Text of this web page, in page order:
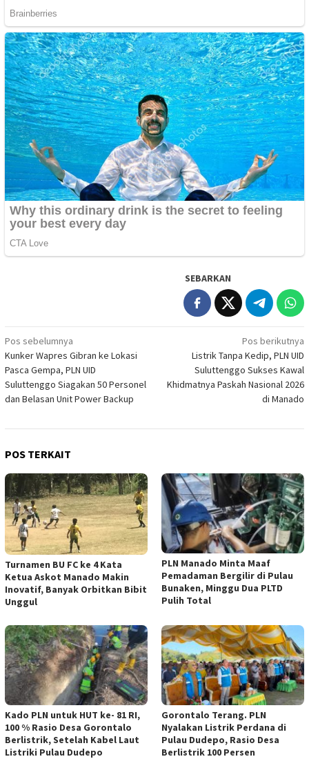
SEBARKAN
Navigasi
pos
Pos sebelumnya
Kunker Wapres Gibran ke Lokasi
Pasca Gempa, PLN UID
Suluttenggo Siagakan 50 Personel
dan Belasan Unit Power Backup
Pos berikutnya
Listrik Tanpa Kedip, PLN UID
Suluttenggo Sukses Kawal
Khidmatnya Paskah Nasional 2026
di Manado
POS TERKAIT
Turnamen BU FC ke 4 Kata
Ketua Askot Manado Makin
Inovatif, Banyak Orbitkan Bibit
Unggul
PLN Manado Minta Maaf
Pemadaman Bergilir di Pulau
Bunaken, Minggu Dua PLTD
Pulih Total
Kado PLN untuk HUT ke- 81 RI,
100 % Rasio Desa Gorontalo
Berlistrik, Setelah Kabel Laut
Listriki Pulau Dudepo
Gorontalo Terang. PLN
Nyalakan Listrik Perdana di
Pulau Dudepo, Rasio Desa
Berlistrik 100 Persen